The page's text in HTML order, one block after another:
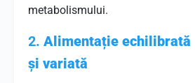
metabolismului.
2. Alimentație echilibrată
și variată